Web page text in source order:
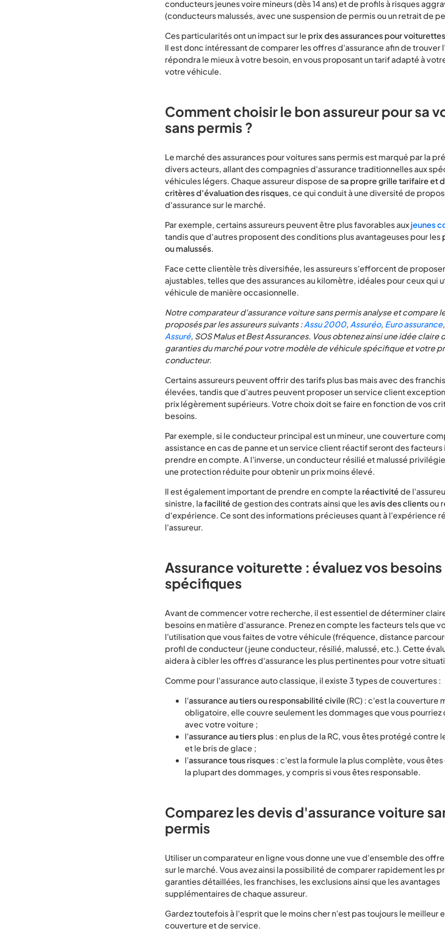
conducteurs jeunes voire mineurs (dès 14 ans) et de profils à risques
(conducteurs malussés, avec une suspension de permis ou un retrait de
Ces particularités ont un impact sur le prix des assurances pour voiturettes
Il est donc intéressant de comparer les offres d'assurance afin de trouver
répondra le mieux à votre besoin, en vous proposant un tarif adapté à
votre véhicule.
Comment choisir le bon assureur pour sa
sans permis ?
Le marché des assurances pour voitures sans permis est marqué par la
divers acteurs, allant des compagnies d'assurance traditionnelles aux
véhicules légers. Chaque assureur dispose desa propre grille tarifaire et
critères d'évaluation des risques, ce qui conduit à une diversité de
d'assurance sur le marché.
Par exemple, certains assureurs peuvent être plus favorables auxjeunes
tandis que d'autres proposent des conditions plus avantageuses pour les
ou malussés.
Face cette clientèle très diversifiée, les assureurs s'efforcent de
ajustables, telles que des assurances au kilomètre, idéales pour ceux qui
véhicule de manière occasionnelle.
Notre comparateur d'assurance voiture sans permis analyse et compare
proposés par les assureurs suivants :Assu 2000, Assuréo, Euro assurance,
Assuré, SOS Malus et Best Assurances. Vous obtenez ainsi une idée claire
garanties du marché pour votre modèle de véhicule spécifique et votre
conducteur.
Certains assureurs peuvent offrir des tarifs plus bas mais avec des
élevées, tandis que d'autres peuvent proposer un service client
prix légèrement supérieurs. Votre choix doit se faire en fonction de vos
besoins.
Par exemple, si le conducteur principal est un mineur, une couverture
assistance en cas de panne et un service client réactif seront des
prendre en compte. A l'inverse, un conducteur résilié et malussé
une protection réduite pour obtenir un prix moins élevé.
Il est également important de prendre en compte la réactivitéde
sinistre, lafacilitéde gestion des contrats ainsi que lesavis des clientsou
d'expérience. Ce sont des informations précieuses quant à l'expérience
l'assureur.
Assurance voiturette : évaluez vos besoins
spécifiques
Avant de commencer votre recherche, il est essentiel de déterminer
besoins en matière d'assurance. Prenez en compte les facteurs tels que
l'utilisation que vous faites de votre véhicule (fréquence, distance
profil de conducteur (jeune conducteur, résilié, malussé, etc.). Cette
aidera à cibler les offres d'assurance les plus pertinentes pour votre
Comme pour l'assurance auto classique, il existe 3 types de couvertures :
l'assurance au tiers ou responsabilité civile(RC) : c'est la couverture
obligatoire, elle couvre seulement les dommages que vous pourriez
avec votre voiture ;
l'assurance au tiers plus: en plus de la RC, vous êtes protégé contre
et le bris de glace ;
l'assurance tous risques: c'est la formule la plus complète, vous
la plupart des dommages, y compris si vous êtes responsable.
Comparez les devis d'assurance voiture
permis
Utiliser un comparateur en ligne vous donne une vue d'ensemble des
sur le marché. Vous avez ainsi la possibilité de comparer rapidement les
garanties détaillées, les franchises, les exclusions ainsi que les avantages
supplémentaires de chaque assureur.
Gardez toutefois à l'esprit que le moins cher n'est pas toujours le meilleur
couverture et de service.